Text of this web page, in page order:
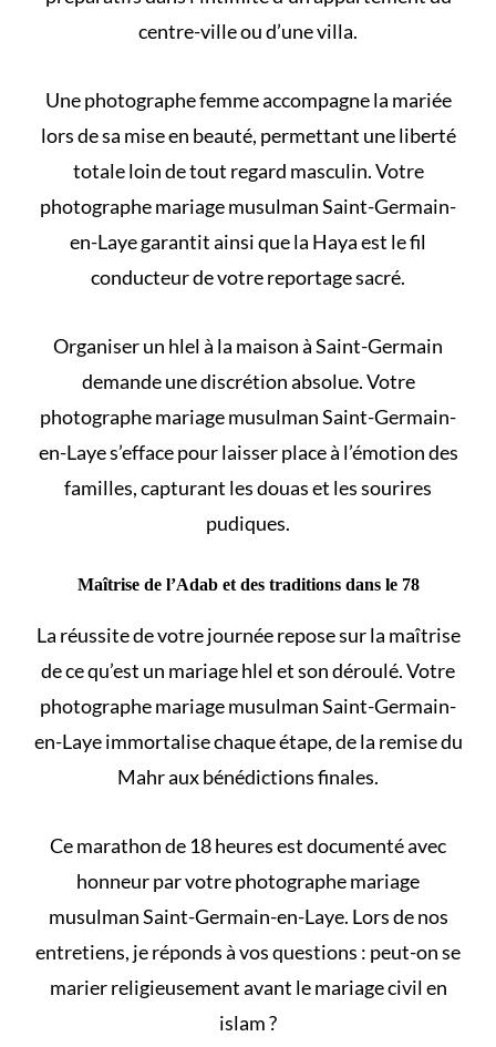
centre-ville ou d’une villa.
Une photographe femme accompagne la mariée
lors de sa mise en beauté, permettant une liberté
totale loin de tout regard masculin. Votre
photographe mariage musulman Saint-Germain-
en-Laye garantit ainsi que la Haya est le fil
conducteur de votre reportage sacré.
Organiser un hlel à la maisonà Saint-Germain
demande une discrétion absolue. Votre
photographe mariage musulman Saint-Germain-
en-Laye s’efface pour laisser place à l’émotion des
familles, capturant les douas et les sourires
pudiques.
Maîtrise de l’Adab et des traditions dans le 78
La réussite de votre journée repose sur la maîtrise
dece qu’est un mariage hlel et son déroulé. Votre
photographe mariage musulman Saint-Germain-
en-Laye immortalise chaque étape, de la remise du
Mahr aux bénédictions finales.
Ce marathon de 18 heures est documenté avec
honneur par votre photographe mariage
musulman Saint-Germain-en-Laye. Lors de nos
entretiens, je réponds à vos questions : peut-on se
marier religieusement avant le mariage civil en
islam?